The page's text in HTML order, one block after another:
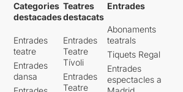
Categories
destacades
Entrades
teatre
Entrades
dansa
Teatres
destacats
Entrades
Teatre
Tívoli
Entrades
Teatre
Entrades
Abonaments
teatrals
Tiquets Regal
Entrades
espectacles a